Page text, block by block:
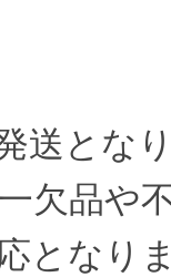
送とな
欠品や
となり